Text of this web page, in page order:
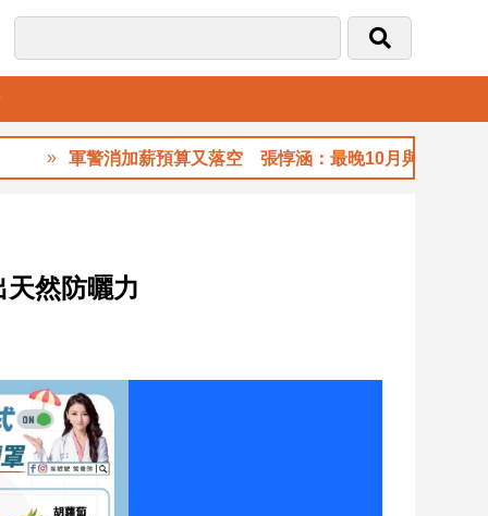
軍警消加薪預算又落空 張惇涵：最晚10月與立法院溝通
然防曬力